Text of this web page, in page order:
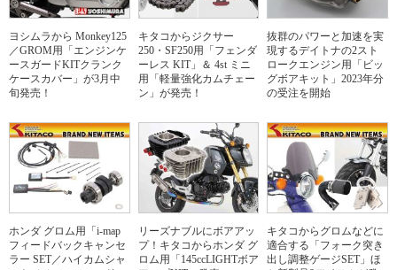
ヨシムラから Monkey125
／GROM用「エンジンケ
ースガードKITクランク
ケースカバー」が3月中
旬発売！
キタコからジクサー
250・SF250用「フェンダ
ーレス KIT」＆ 4st ミニ
用「軽量強化カムチェー
ン」が発売！
抜群のパワーと加速を実
現するデイトナの2スト
ロークエンジン用「ビッ
グボアキット」2023年分
の受注を開始
ホンダ グロム用「i-map
フィードバックキャンセ
ラー SET／ハイカムシャ
リーズナブルにボアアッ
プ！キタコからホンダ グ
ロム用「145ccLIGHTボア
キタコからグロムなどに
適合する「フォーク突き
出し調整ゲージSET」ほ